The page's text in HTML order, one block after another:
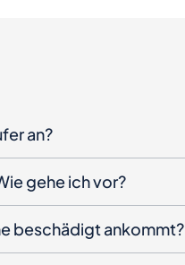
an?
gehe ich vor?
beschädigt ankommt?